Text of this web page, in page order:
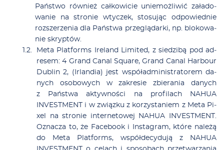
Pań­stwo rów­nież cał­ko­wi­cie unie­moż­li­wić za­ła­do­
wa­nie na stro­nie wty­czek, sto­su­jąc od­po­wied­nie
roz­sze­rze­nia dla Pań­stwa prze­glą­dar­ki, np. blo­ko­wa­
nie skryp­tów.
Me­ta Plat­forms Ire­land Li­mi­ted, z sie­dzi­bą pod ad­
re­sem: 4 Grand Ca­nal Squ­are, Grand Ca­nal Har­bo­ur
Du­blin 2, (Ir­lan­dia) jest wspó­ład­mi­ni­stra­to­rem da­
nych oso­bo­wych w za­kre­sie zbie­ra­nia da­nych
z Pań­stwa ak­tyw­no­ści na pro­fi­lach NAHUA
INVESTMENT i w związ­ku z ko­rzy­sta­niem z Me­ta Pi­
xel na stro­nie in­ter­ne­to­wej NAHUA INVESTMENT.
Ozna­cza to, że Fa­ce­bo­ok i In­sta­gram, któ­re na­le­żą
do Me­ta Plat­forms, współ­de­cy­du­ją z NAHUA